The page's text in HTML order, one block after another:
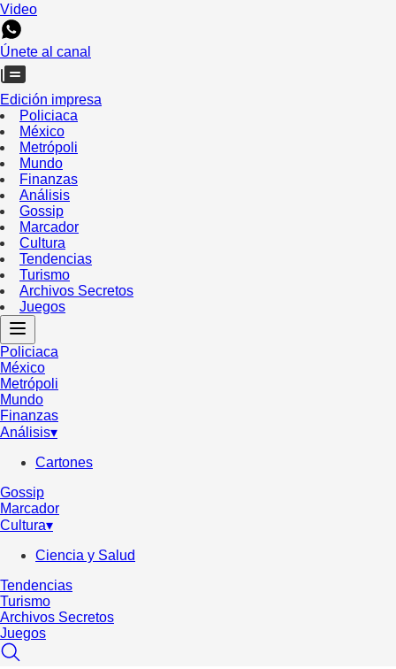
Video
Únete al canal
Edición impresa
Policiaca
México
Metrópoli
Mundo
Finanzas
Análisis
Gossip
Marcador
Cultura
Tendencias
Turismo
Archivos Secretos
Juegos
Policiaca
México
Metrópoli
Mundo
Finanzas
Análisis▾
Cartones
Gossip
Marcador
Cultura▾
Ciencia y Salud
Tendencias
Turismo
Archivos Secretos
Juegos